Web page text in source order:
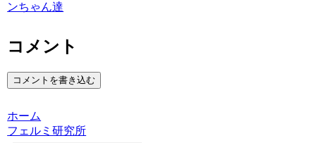
ンちゃん達
コメント
コメントを書き込む
ホーム
フェルミ研究所